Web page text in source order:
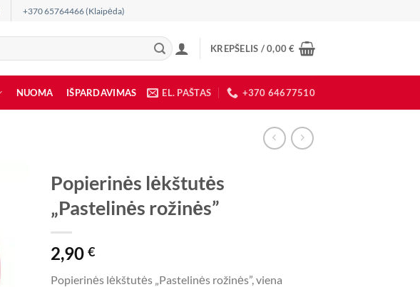
+370 65764466 (Klaipėda)
KREPŠELIS /0,00€
NUOMA IŠPARDAVIMAS EL. PAŠTAS +370 64677510
Popierinės lėkštutės
„Pastelinės rožinės”
2,90€
Popierinės lėkštutės „Pastelinės rožinės”, viena